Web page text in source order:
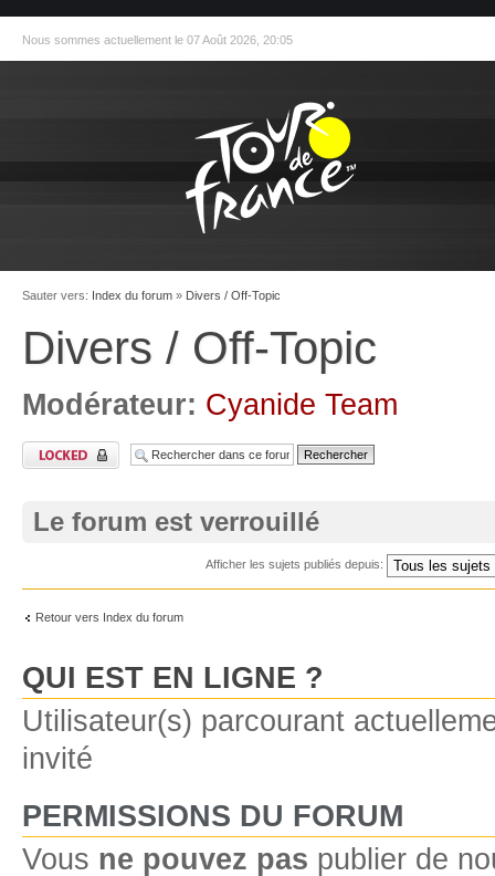
Nous sommes actuellement le 07 Août 2026, 20:05
Sauter vers: Index du forum » Divers / Off-Topic
Divers / Off-Topic
Modérateur: Cyanide Team
Le forum est verrouillé
Afficher les sujets publiés depuis:
Retour vers Index du forum
QUI EST EN LIGNE ?
Utilisateur(s) parcourant
invité
PERMISSIONS DU FORUM
Vous ne pouvez pas publier de